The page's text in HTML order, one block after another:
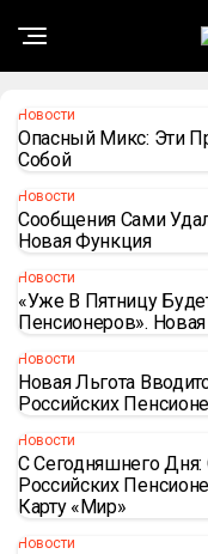
Новости
Опасный Микс: Эти
Собой
Новости
Сообщения Сами
Новая Функция
Новости
«Уже В Пятницу
Пенсионеров».
Новости
Новая Льгота
Российских
Новости
С Сегодняшнего
Российских
Карту «Мир»
Новости